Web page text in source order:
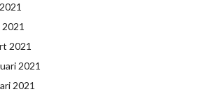
2021
2021
2021